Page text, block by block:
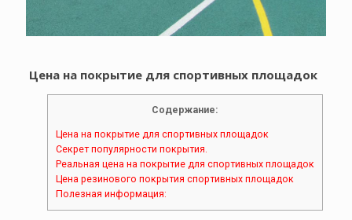
Цена на покрытие для спортивных площадок
Содержание:
Цена на покрытие для спортивных площадок
Секрет популярности покрытия.
Реальная цена на покрытие для спортивных площадок
Цена резинового покрытия спортивных площадок
Полезная информация: